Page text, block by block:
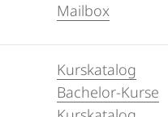
Mailbox
Kurskatalog
Bachelor-Kurse